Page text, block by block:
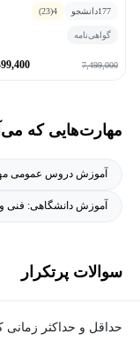
177دانشجو 4
(23)
گواهی‌نامه
7,499,000
مهارت‌هایی که
آموزش دروس عمومی
آموزش دانشگاهی: فنی
سوالات پرتکرار
حداقل و حداکثر زمانی